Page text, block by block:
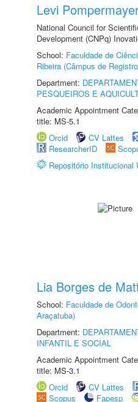
Levi
National Council for
Development (CNPq)
School: Faculdade de
Ribeira (Câmpus de
Department:
PESQUEIROS E
Academic Appointment
title: MS-5.1
Orcid
CV Lattes
ResearcherID
Repositório Institucional
Lia Borges de
School: Faculdade de
Araçatuba)
Department:
INFANTIL E SOCIAL
Academic Appointment
title: MS-3.1
Orcid
CV Lattes
Scopus
Fapesp